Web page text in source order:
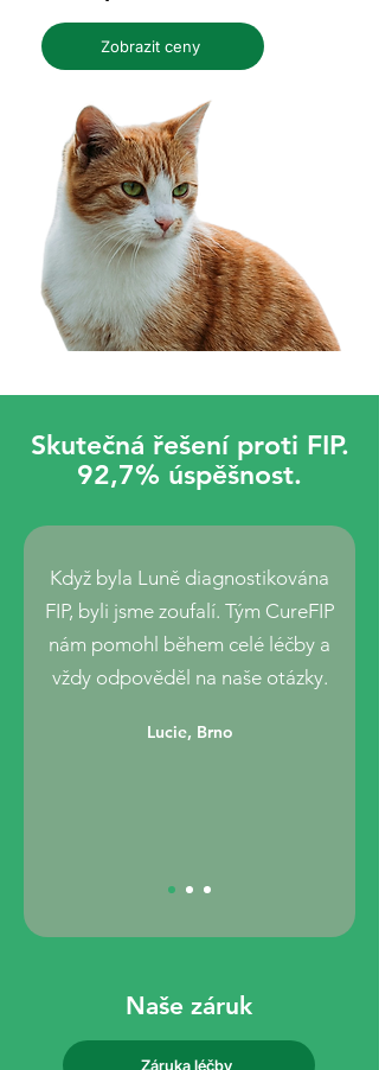
Zobrazit ceny
Skutečná řešení proti FIP.
92,7% úspěšnost.
Když byla Luně diagnostikována
FIP, byli jsme zoufalí. Tým CureFIP
nám pomohl během celé léčby a
vždy odpověděl na naše otázky.
Lucie, Brno
Naše záruk
Záruka léčby